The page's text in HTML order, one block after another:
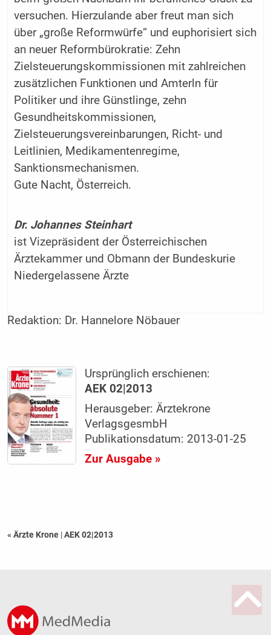
versuchen. Hierzulande aber freut man sich
über „große Reformwürfe“ und euphorisiert sich
an neuer Reformbürokratie: Zehn
Zielsteuerungskommissionen mit zahlreichen
zusätzlichen Funktionen und Amterln für
Politiker und ihre Günstlinge, zehn
Gesundheitskommissionen,
Zielsteuerungsvereinbarungen, Richt- und
Leitlinien, Medikamentenregime,
Sanktionsmechanismen.
Gute Nacht, Österreich.
Dr. Johannes Steinhart
ist Vizepräsident der Österreichischen
Ärztekammer und Obmann der Bundeskurie
Niedergelassene Ärzte
Redaktion: Dr. Hannelore Nöbauer
Ursprünglich erschienen:
AEK 02|2013
Herausgeber: Ärztekrone
VerlagsgesmbH
Publikationsdatum: 2013-01-25
Zur Ausgabe »
« Ärzte Krone |AEK 02|2013